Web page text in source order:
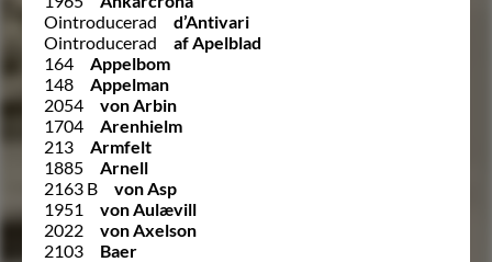
Ointroducerad
d’Antivari
Ointroducerad
af Apelblad
164
Appelbom
148
Appelman
2054
von Arbin
1704
Arenhielm
213
Armfelt
1885
Arnell
2163 B
von Asp
1951
von Aulævill
2022
von Axelson
2103
Baer